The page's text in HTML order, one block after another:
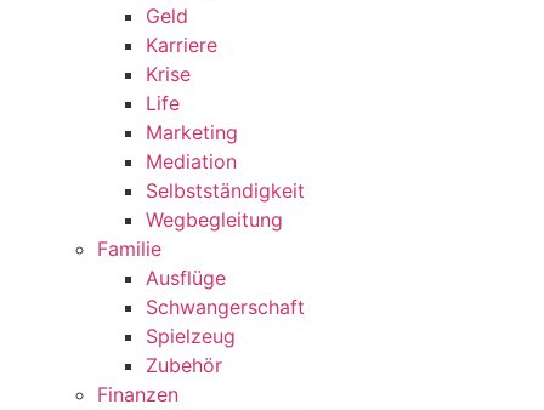
Geld
Karriere
Krise
Life
Marketing
Mediation
Selbstständigkeit
Wegbegleitung
Familie
Ausflüge
Schwangerschaft
Spielzeug
Zubehör
Finanzen